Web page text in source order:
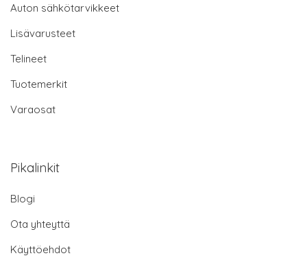
Auton sähkötarvikkeet
Lisävarusteet
Telineet
Tuotemerkit
Varaosat
Pikalinkit
Blogi
Ota yhteyttä
Käyttöehdot